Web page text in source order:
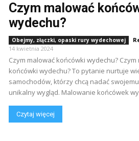
Czym malować
wydechu?
Obejmy, złączki, opaski rury wydechowej
14 kwietnia 2024
Czym malować końcówki wydechu? Czym
końcówki wydechu? To pytanie nurtuje
samochodów, którzy chcą nadać
unikalny wygląd. Malowanie końcówek
Czytaj więcej